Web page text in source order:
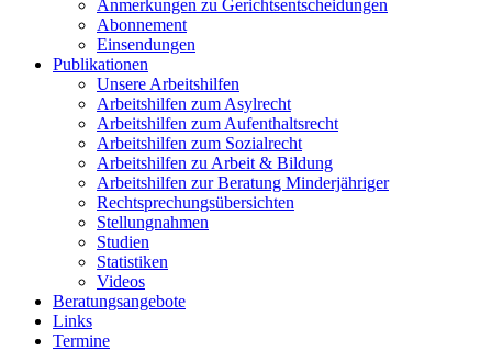
Anmerkungen zu Gerichtsentscheidungen
Abonnement
Einsendungen
Publikationen
Unsere Arbeitshilfen
Arbeitshilfen zum Asylrecht
Arbeitshilfen zum Aufenthaltsrecht
Arbeitshilfen zum Sozialrecht
Arbeitshilfen zu Arbeit & Bildung
Arbeitshilfen zur Beratung Minderjähriger
Rechtsprechungsübersichten
Stellungnahmen
Studien
Statistiken
Videos
Beratungsangebote
Links
Termine